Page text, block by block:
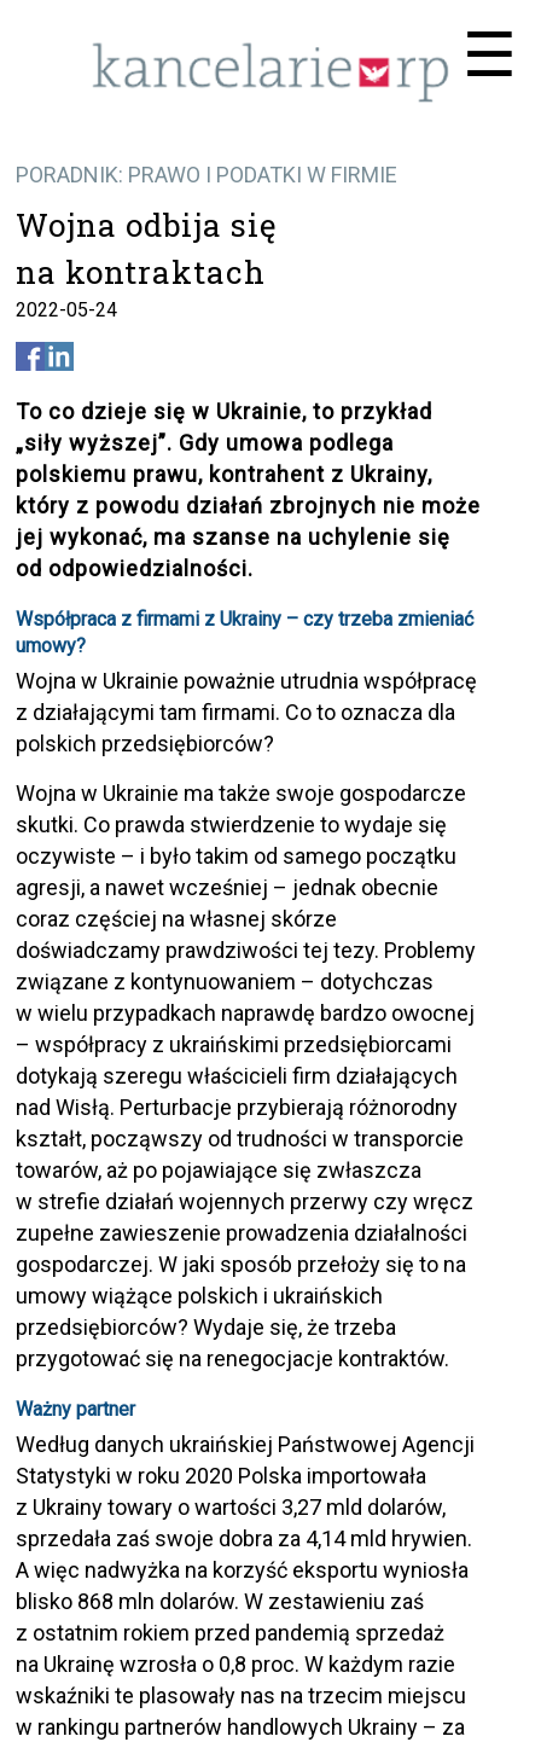
☰
PORADNIK: PRAWO I PODATKI W FIRMIE
Wojna odbija się
na kontraktach
2022-05-24
To co dzieje się w Ukrainie, to przykład
„siły wyższej”. Gdy umowa podlega
polskiemu prawu, kontrahent z Ukrainy,
który z powodu działań zbrojnych nie może
jej wykonać, ma szanse na uchylenie się
od odpowiedzialności.
Współpraca z firmami z Ukrainy – czy trzeba zmieniać
umowy?
Wojna w Ukrainie poważnie utrudnia współpracę
z działającymi tam firmami. Co to oznacza dla
polskich przedsiębiorców?
Wojna w Ukrainie ma także swoje gospodarcze
skutki. Co prawda stwierdzenie to wydaje się
oczywiste – i było takim od samego początku
agresji, a nawet wcześniej – jednak obecnie
coraz częściej na własnej skórze
doświadczamy prawdziwości tej tezy. Problemy
związane z kontynuowaniem – dotychczas
w wielu przypadkach naprawdę bardzo owocnej
– współpracy z ukraińskimi przedsiębiorcami
dotykają szeregu właścicieli firm działających
nad Wisłą. Perturbacje przybierają różnorodny
kształt, począwszy od trudności w transporcie
towarów, aż po pojawiające się zwłaszcza
w strefie działań wojennych przerwy czy wręcz
zupełne zawieszenie prowadzenia działalności
gospodarczej. W jaki sposób przełoży się to na
umowy wiążące polskich i ukraińskich
przedsiębiorców? Wydaje się, że trzeba
przygotować się na renegocjacje kontraktów.
Ważny partner
Według danych ukraińskiej Państwowej Agencji
Statystyki w roku 2020 Polska importowała
z Ukrainy towary o wartości 3,27 mld dolarów,
sprzedała zaś swoje dobra za 4,14 mld hrywien.
A więc nadwyżka na korzyść eksportu wyniosła
blisko 868 mln dolarów. W zestawieniu zaś
z ostatnim rokiem przed pandemią sprzedaż
na Ukrainę wzrosła o 0,8 proc. W każdym razie
wskaźniki te plasowały nas na trzecim miejscu
w rankingu partnerów handlowych Ukrainy – za